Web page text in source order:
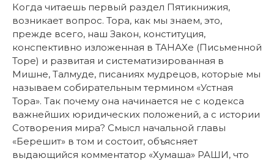
Когда читаешь первый раздел Пятикнижия,
возникает вопрос. Тора, как мы знаем, это,
прежде всего, наш Закон, конституция,
конспективно изложенная в ТАНАХе (Письменной
Торе) и развитая и систематизированная в
Мишне, Талмуде, писаниях мудрецов, которые мы
называем собирательным термином «Устная
Тора». Так почему она начинается не с кодекса
важнейших юридических положений, а с истории
Сотворения мира? Смысл начальной главы
«Берешит» в том и состоит, объясняет
выдающийся комментатор «Хумаша» РАШИ, что